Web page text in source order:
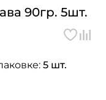
90гр. 5шт.
5 шт.
на обработку